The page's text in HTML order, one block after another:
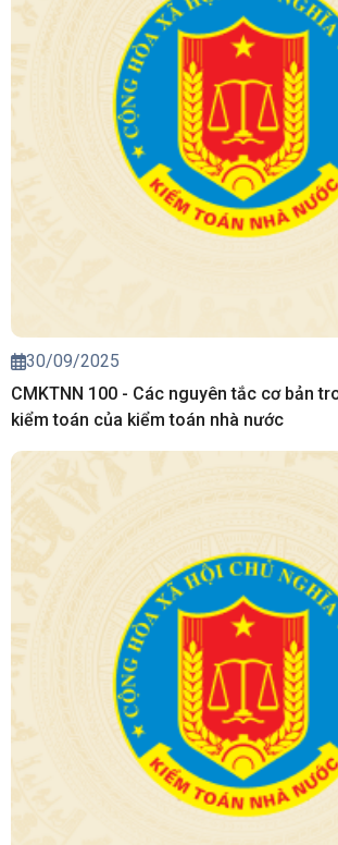
30/09/2025
CMKTNN 100 - Các nguyên tắc cơ bản
kiểm toán của kiểm toán nhà nước